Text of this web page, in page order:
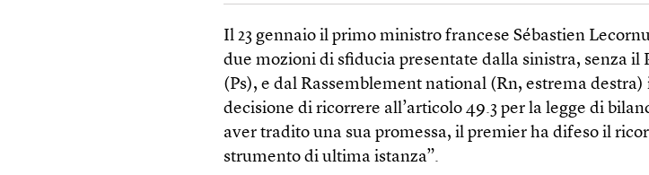
Il 23 gennaio il primo ministro francese Sébastien
due mozioni di sfiducia presentate dalla sinistra, senza il
(Ps), e dal Rassemblement national (Rn, estrema destra)
decisione di ricorrere all’articolo 49.3 per la legge di
aver tradito una sua promessa, il premier ha difeso il
strumento di ultima istanza”.